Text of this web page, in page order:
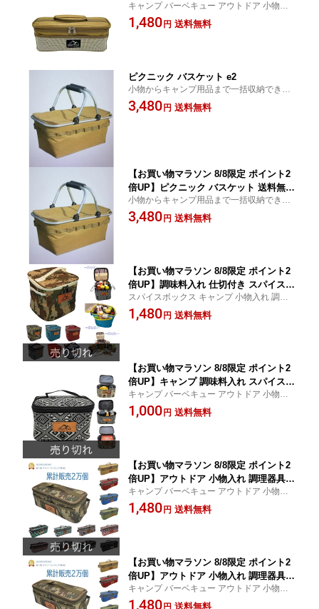
ールボックス 高品質 大容量 収納バッグ
小物入れ 迷彩/カーキ おしゃれ campst
キャンプ バーベキュー アウトドア 小物入
れ 旅行 運動会 子供会 お花見等いろんな行
事にも活用できる お買い物マラソン
1,480 円 送料無料
ピクニック バスケット e2
小物からキャンプ用品まで一括収納できる
大容量ボックス お買い物マラソン
3,480 円 送料無料
【お買い物マラソン 8/8限定 ポイント2
倍UP】ピクニック バスケット 送料無料
e1
小物からキャンプ用品まで一括収納できる
大容量ボックス お買い物マラソン
3,480 円 送料無料
【お買い物マラソン 8/8限定 ポイント2
倍UP】調味料入れ 仕切付き スパイスボ
ックス 調味料ケース アウトドア バーベ
キュー クッキングツール キッチンツー
スパイスボックス キャンプ 小物入れ 調味
器具や調味料入れなどの小物を一括収納で
きます お買い物マラソン
1,480 円 送料無料
【お買い物マラソン 8/8限定 ポイント2
倍UP】キャンプ 調味料入れ スパイスボ
ックス キャンプ用品 調味料ケース アウ
トドア 収納バッグ クッキングツール キ
キャンプ バーベキュー アウトドア 小物入
れ 調味器具や調味料入れなどの小物を収納
できる
1,000 円 送料無料
【お買い物マラソン 8/8限定 ポイント2
倍UP】アウトドア 小物入れ 調理器具入
れ 調味料ケース スパイスボックス キッ
チンツールボックス 高品質 大容量 収納
キャンプ バーベキュー アウトドア 小物入
れ 旅行 運動会 子供会 お花見等いろんな行
事にも活用できる お買い物マラソン
1,480 円 送料無料
【お買い物マラソン 8/8限定 ポイント2
倍UP】アウトドア 小物入れ 調理器具入
れ 調味料ケース スパイスボックス キッ
チンツールボックス 高品質 大容量 収納
キャンプ バーベキュー アウトドア 小物入
れ 旅行 運動会 子供会 お花見等いろんな行
1,480 円 送料無料